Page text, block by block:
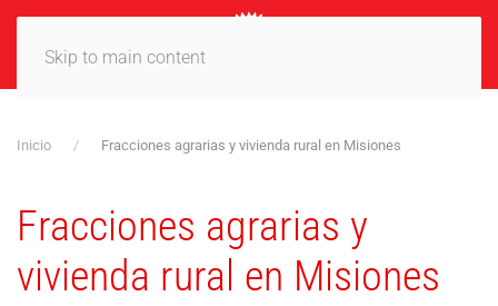
Skip to main content
Inicio Fracciones agrarias y vivienda rural en Misiones
Fracciones agrarias y
vivienda rural en Misiones